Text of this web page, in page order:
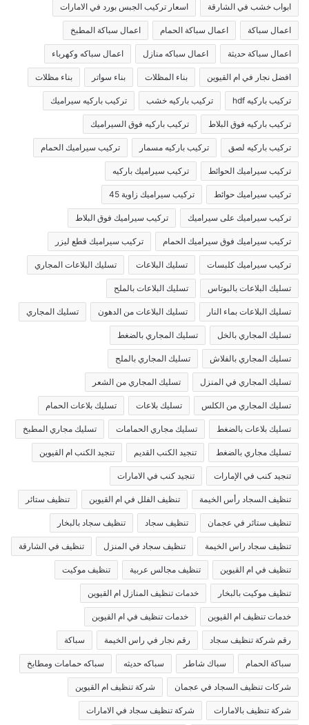
ابواب خشب في الشارقة اسعار تركيب الجبس بورد في الامارات
اعمال سباكة اعمال سباكة الحمام اعمال سباكة المطبخ
اعمال سباكة حديثة اعمال سباكه منازل اعمال سباكه وكهرباء
افضل نجار في ام القيوين بناء المظلات بناء سواتر بناء مظلات
تركيب باركيه hdf تركيب باركيه خشب تركيب باركيه سيراميك
تركيب باركيه فوق البلاط تركيب باركيه فوق السيراميك
تركيب باركيه لصق تركيب باركيه مسمار تركيب سيراميك الحمام
تركيب سيراميك الحوائط تركيب سيراميك باركيه
تركيب سيراميك حوائط تركيب سيراميك زاوية 45
تركيب سيراميك على سيراميك تركيب سيراميك فوق البلاط
تركيب سيراميك فوق سيراميك الحمام تركيب سيراميك قطع ليزر
تركيب سيراميك كلبسات تسليك البلاعات تسليك البلاعات المجاري
تسليك البلاعات بالبوتاس تسليك البلاعات بالملح
تسليك البلاعات بماء النار تسليك البلاعات من الدهون تسليك المجاري
تسليك المجاري بالخل تسليك المجاري بالضغط
تسليك المجاري بالفلاش تسليك المجاري بالملح
تسليك المجاري في المنزل تسليك المجاري من الشعر
تسليك المجاري من الكلس تسليك بلاعات تسليك بلاعات الحمام
تسليك بلاعات بالضغط تسليك مجاري الحمامات تسليك مجاري المطبخ
تسليك مجاري بالضغط تنجيد الكنب القديم تنجيد الكنب ام القيوين
تنجيد كنب في الإمارات تنجيد كنب في الامارات
تنظيف السجاد رأس الخيمة تنظيف الفلل في ام القيوين تنظيف ستائر
تنظيف ستائر في عجمان تنظيف سجاد تنظيف سجاد بالبخار
تنظيف سجاد راس الخيمة تنظيف سجاد في المنزل تنظيف في الشارقة
تنظيف في ام القيوين تنظيف مجالس عربية تنظيف موكيت
تنظيف موكيت بالبخار خدمات تنظيف المنازل ام القيوين
خدمات تنظيف ام القيوين خدمات تنظيف في ام القيوين
رقم شركة تنظيف سجاد رقم نجار في راس الخيمة سباكة
سباكة الحمام سباك شاطر سباكه حديثه سباكه حمامات ومطابخ
شركات تنظيف السجاد في عجمان شركة تنظيف ام القيوين
شركة تنظيف بالامارات شركة تنظيف سجاد في الامارات